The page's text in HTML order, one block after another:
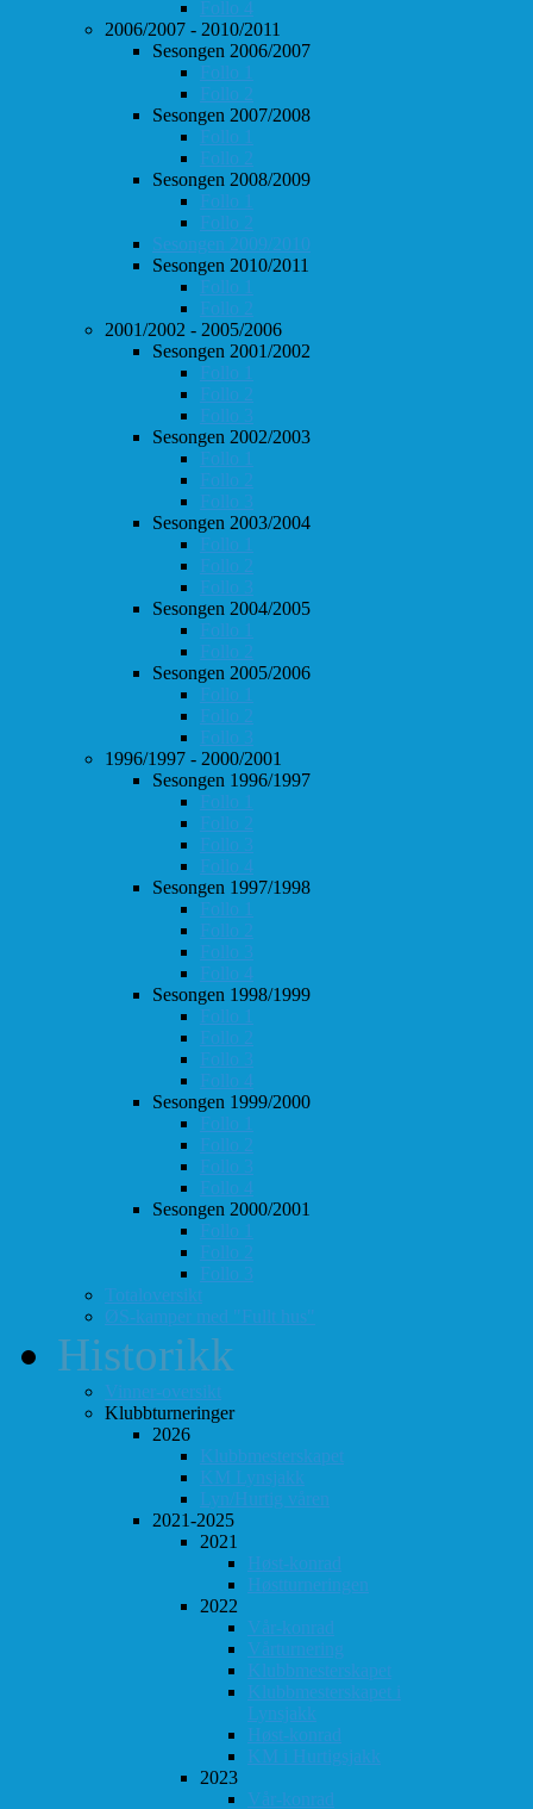
Follo 4
2006/2007 - 2010/2011
Sesongen 2006/2007
Follo 1
Follo 2
Sesongen 2007/2008
Follo 1
Follo 2
Sesongen 2008/2009
Follo 1
Follo 2
Sesongen 2009/2010
Sesongen 2010/2011
Follo 1
Follo 2
2001/2002 - 2005/2006
Sesongen 2001/2002
Follo 1
Follo 2
Follo 3
Sesongen 2002/2003
Follo 1
Follo 2
Follo 3
Sesongen 2003/2004
Follo 1
Follo 2
Follo 3
Sesongen 2004/2005
Follo 1
Follo 2
Sesongen 2005/2006
Follo 1
Follo 2
Follo 3
1996/1997 - 2000/2001
Sesongen 1996/1997
Follo 1
Follo 2
Follo 3
Follo 4
Sesongen 1997/1998
Follo 1
Follo 2
Follo 3
Follo 4
Sesongen 1998/1999
Follo 1
Follo 2
Follo 3
Follo 4
Sesongen 1999/2000
Follo 1
Follo 2
Follo 3
Follo 4
Sesongen 2000/2001
Follo 1
Follo 2
Follo 3
Totaloversikt
ØS-kamper med "Fullt hus"
Historikk
Vinner-oversikt
Klubbturneringer
2026
Klubbmesterskapet
KM Lynsjakk
Lyn/Hurtig våren
2021-2025
2021
Høst-konrad
Høstturneringen
2022
Vår-konrad
Vårturnering
Klubbmesterskapet
Klubbmesterskapet i
Lynsjakk
Høst-konrad
KM i Hurtigsjakk
2023
Vår-konrad